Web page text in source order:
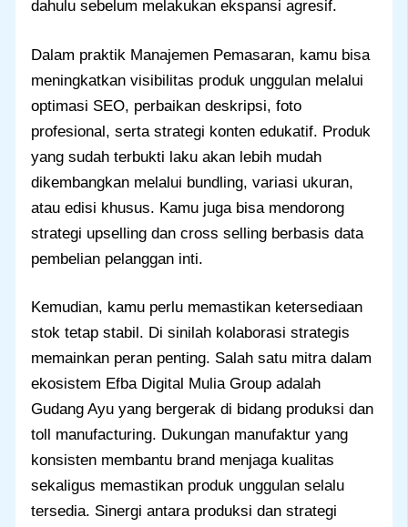
dahulu sebelum melakukan ekspansi agresif.
Dalam praktik Manajemen Pemasaran, kamu bisa
meningkatkan visibilitas produk unggulan melalui
optimasi SEO, perbaikan deskripsi, foto
profesional, serta strategi konten edukatif. Produk
yang sudah terbukti laku akan lebih mudah
dikembangkan melalui bundling, variasi ukuran,
atau edisi khusus. Kamu juga bisa mendorong
strategi upselling dan cross selling berbasis data
pembelian pelanggan inti.
Kemudian, kamu perlu memastikan ketersediaan
stok tetap stabil. Di sinilah kolaborasi strategis
memainkan peran penting. Salah satu mitra dalam
ekosistem Efba Digital Mulia Group adalah
Gudang Ayu yang bergerak di bidang produksi dan
toll manufacturing. Dukungan manufaktur yang
konsisten membantu brand menjaga kualitas
sekaligus memastikan produk unggulan selalu
tersedia. Sinergi antara produksi dan strategi